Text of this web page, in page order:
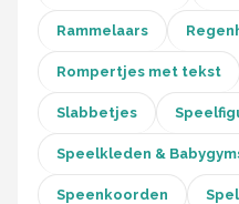
Rammelaars
Rompertjes met tekst
Slabbetjes
Speelkleden &
Speenkoorden